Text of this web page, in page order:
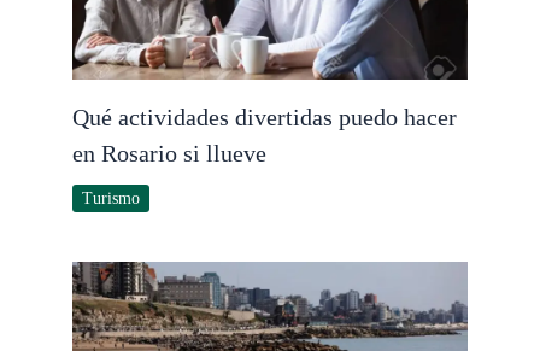
Qué actividades divertidas puedo hacer
en Rosario si llueve
Turismo